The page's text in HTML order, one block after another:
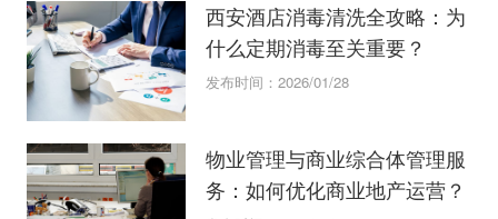
西安酒店消毒清洗全攻略：为
什么定期消毒至关重要？
发布时间：2026/01/28
物业管理与商业综合体管理服
务：如何优化商业地产运营？